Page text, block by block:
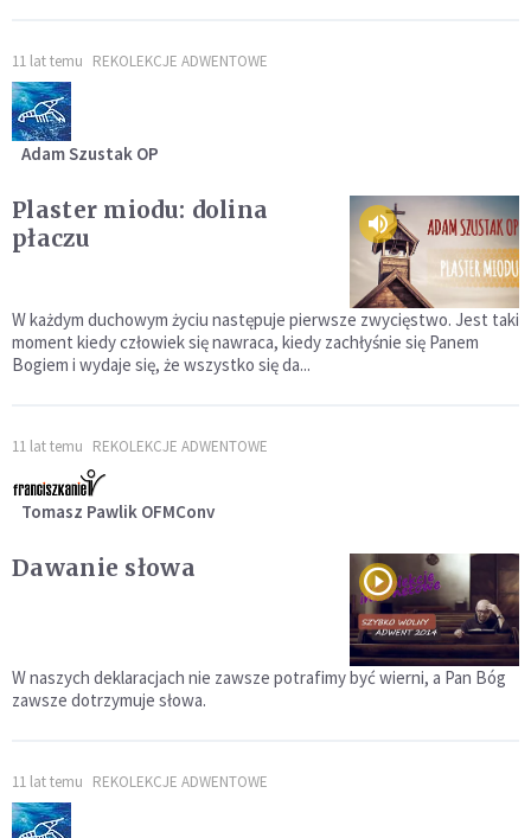
11 lat temu REKOLEKCJE ADWENTOWE
Adam Szustak OP
Plaster miodu: dolina
płaczu
W każdym duchowym życiu następuje pierwsze zwycięstwo. Jest taki
moment kiedy człowiek się nawraca, kiedy zachłyśnie się Panem
Bogiem i wydaje się, że wszystko się da...
11 lat temu REKOLEKCJE ADWENTOWE
Tomasz Pawlik OFMConv
Dawanie słowa
W naszych deklaracjach nie zawsze potrafimy być wierni, a Pan Bóg
zawsze dotrzymuje słowa.
11 lat temu REKOLEKCJE ADWENTOWE